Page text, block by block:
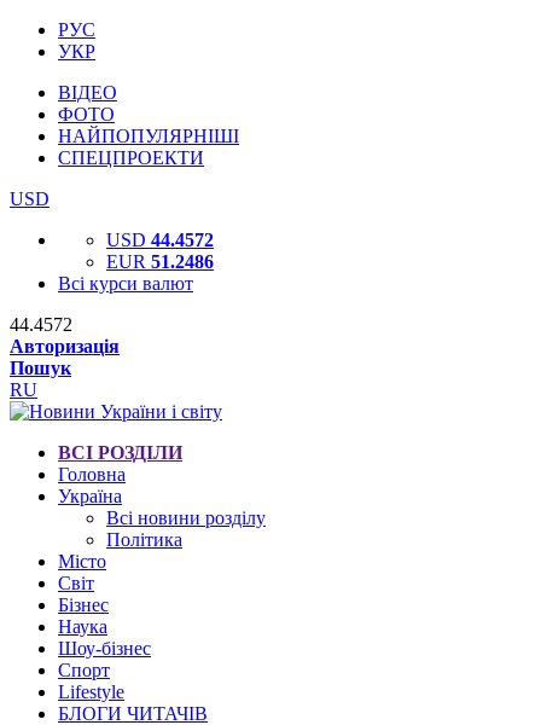
РУС
УКР
ВІДЕО
ФОТО
НАЙПОПУЛЯРНІШІ
СПЕЦПРОЕКТИ
USD
USD 44.4572
EUR 51.2486
Всі курси валют
44.4572
Авторизація
Пошук
RU
ВСІ РОЗДІЛИ
Головна
Україна
Всі новини розділу
Політика
Місто
Світ
Бізнес
Наука
Шоу-бізнес
Спорт
Lifestyle
БЛОГИ ЧИТАЧІВ